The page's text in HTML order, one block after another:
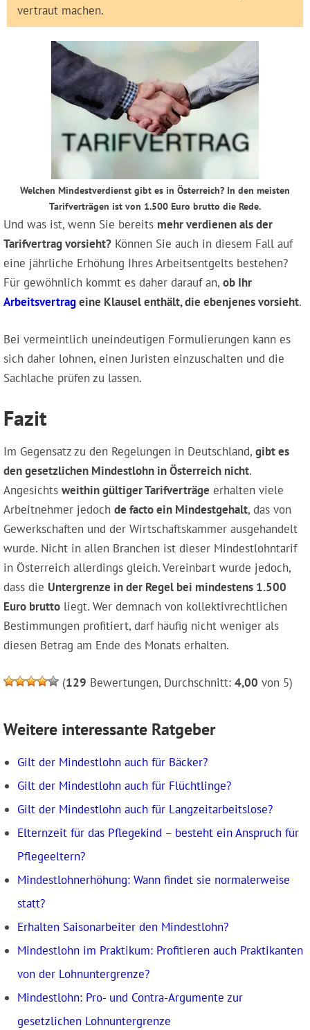
vertraut machen.
Welchen Mindestverdienst gibt es in Österreich? In den meisten
Tarifverträgen ist von 1.500 Euro brutto die Rede.
Und was ist, wenn Sie bereits mehr verdienen als der
Tarifvertrag vorsieht? Können Sie auch in diesem Fall auf
eine jährliche Erhöhung Ihres Arbeitsentgelts bestehen?
Für gewöhnlich kommt es daher darauf an, ob Ihr
Arbeitsvertrageine Klausel enthält, die ebenjenes vorsieht.
Bei vermeintlich uneindeutigen Formulierungen kann es
sich daher lohnen, einen Juristen einzuschalten und die
Sachlache prüfen zu lassen.
Fazit
Im Gegensatz zu den Regelungen in Deutschland, gibt es
den gesetzlichen Mindestlohn in Österreich nicht.
Angesichts weithin gültiger Tarifverträge erhalten viele
Arbeitnehmer jedoch de facto ein Mindestgehalt, das von
Gewerkschaften und der Wirtschaftskammer ausgehandelt
wurde. Nicht in allen Branchen ist dieser Mindestlohntarif
in Österreich allerdings gleich. Vereinbart wurde jedoch,
dass die Untergrenze in der Regel bei mindestens 1.500
Euro brutto liegt. Wer demnach von kollektivrechtlichen
Bestimmungen profitiert, darf häufig nicht weniger als
diesen Betrag am Ende des Monats erhalten.
(129 Bewertungen, Durchschnitt: 4,00 von 5)
Weitere interessante Ratgeber
Gilt der Mindestlohn auch für Bäcker?
Gilt der Mindestlohn auch für Flüchtlinge?
Gilt der Mindestlohn auch für Langzeitarbeitslose?
Elternzeit für das Pflegekind – besteht ein Anspruch für
Pflegeeltern?
Mindestlohnerhöhung: Wann findet sie normalerweise
statt?
Erhalten Saisonarbeiter den Mindestlohn?
Mindestlohn im Praktikum: Profitieren auch Praktikanten
von der Lohnuntergrenze?
Mindestlohn: Pro- und Contra-Argumente zur
gesetzlichen Lohnuntergrenze